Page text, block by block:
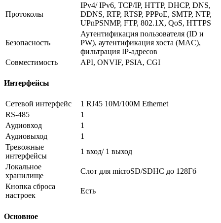
Протоколы
IPv4/ IPv6, TCP/IP, HTTP, DHCP, DNS,
DDNS, RTP, RTSP, PPPoE, SMTP, NTP,
UPnPSNMP, FTP, 802.1X, QoS, HTTPS
Безопасность
Аутентификация пользователя (ID и
PW), аутентификация хоста (MAC),
фильтрация IP-адресов
Совместимость
API, ONVIF, PSIA, CGI
Интерфейсы
Сетевой интерфейс
1 RJ45 10M/100M Ethernet
RS-485
1
Аудиовход
1
Аудиовыход
1
Тревожные
интерфейсы
1 вход/ 1 выход
Локальное
хранилище
Слот для microSD/SDHC до 128Гб
Кнопка сброса
настроек
Есть
Основное